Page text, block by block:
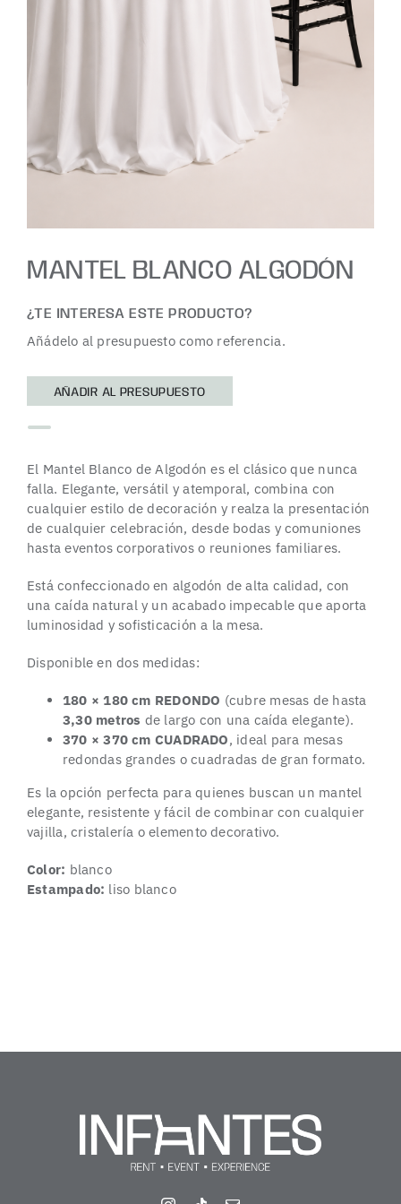
MANTEL BLANCO ALGODÓN
¿TE INTERESA ESTE PRODUCTO?
Añádelo al presupuesto como referencia.
AÑADIR AL PRESUPUESTO
El Mantel Blanco de Algodón es el clásico que nunca
falla. Elegante, versátil y atemporal, combina con
cualquier estilo de decoración y realza la presentación
de cualquier celebración, desde bodas y comuniones
hasta eventos corporativos o reuniones familiares.
Está confeccionado en algodón de alta calidad, con
una caída natural y un acabado impecable que aporta
luminosidad y sofisticación a la mesa.
Disponible en dos medidas:
180 × 180 cm REDONDO (cubre mesas de hasta
3,30 metros de largo con una caída elegante).
370 × 370 cm CUADRADO, ideal para mesas
redondas grandes o cuadradas de gran formato.
Es la opción perfecta para quienes buscan un mantel
elegante, resistente y fácil de combinar con cualquier
vajilla, cristalería o elemento decorativo.
Color: blanco
Estampado: liso blanco